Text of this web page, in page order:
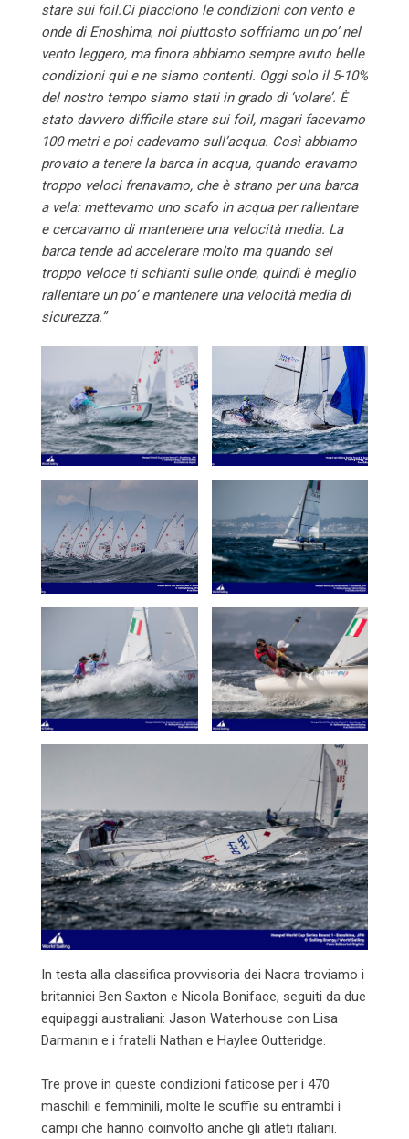
stare sui foil.Ci piacciono le condizioni con vento e
onde di Enoshima, noi piuttosto soffriamo un po’ nel
vento leggero, ma finora abbiamo sempre avuto belle
condizioni qui e ne siamo contenti. Oggi solo il 5-10%
del nostro tempo siamo stati in grado di ‘volare’. È
stato davvero difficile stare sui foil, magari facevamo
100 metri e poi cadevamo sull’acqua. Così abbiamo
provato a tenere la barca in acqua, quando eravamo
troppo veloci frenavamo, che è strano per una barca
a vela: mettevamo uno scafo in acqua per rallentare
e cercavamo di mantenere una velocità media. La
barca tende ad accelerare molto ma quando sei
troppo veloce ti schianti sulle onde, quindi è meglio
rallentare un po’ e mantenere una velocità media di
sicurezza.”
In testa alla classifica provvisoria dei Nacra troviamo i
britannici Ben Saxton e Nicola Boniface, seguiti da due
equipaggi australiani: Jason Waterhouse con Lisa
Darmanin e i fratelli Nathan e Haylee Outteridge.
Tre prove in queste condizioni faticose per i 470
maschili e femminili, molte le scuffie su entrambi i
campi che hanno coinvolto anche gli atleti italiani.